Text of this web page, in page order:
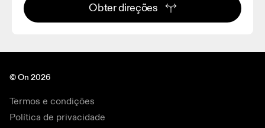
Obter direções
© On 2026
Termos e condições
Política de privacidade